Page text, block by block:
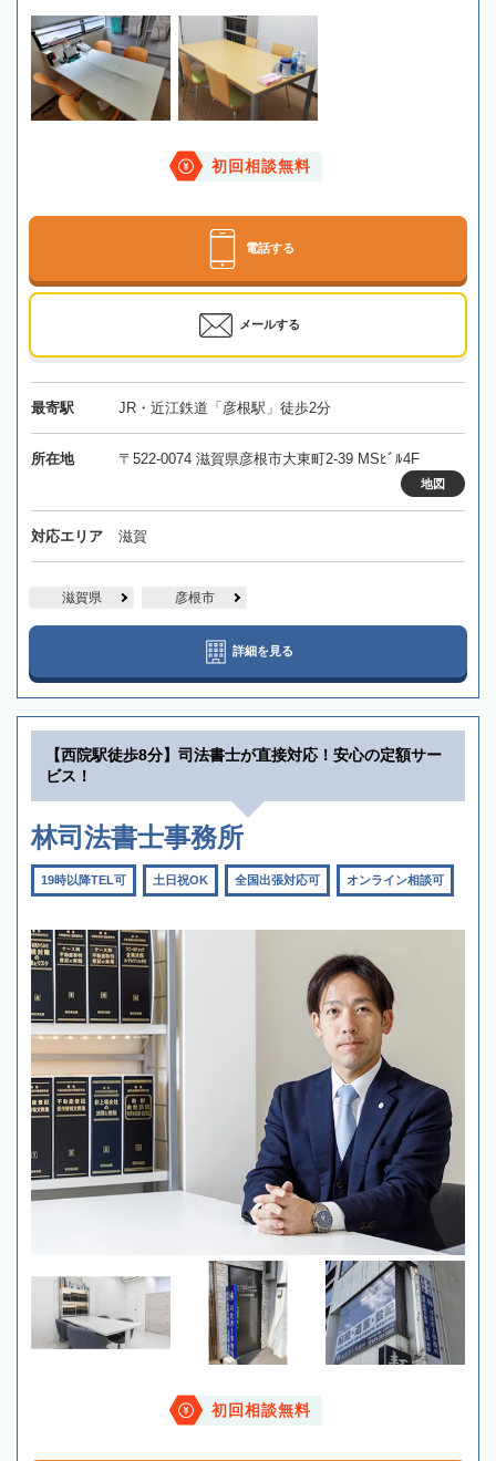
初回相談無料
電話する
メールする
最寄駅 JR・近江鉄道「彦根駅」徒歩2分
所在地 〒522-0074 滋賀県彦根市大東町2-39 MSﾋﾞﾙ4F
地図
対応エリア 滋賀
滋賀県 彦根市
詳細を見る
【西院駅徒歩8分】司法書士が直接対応！安心の定額サー
ビス！
林司法書士事務所
19時以降TEL可 土日祝OK 全国出張対応可 オンライン相談可
初回相談無料